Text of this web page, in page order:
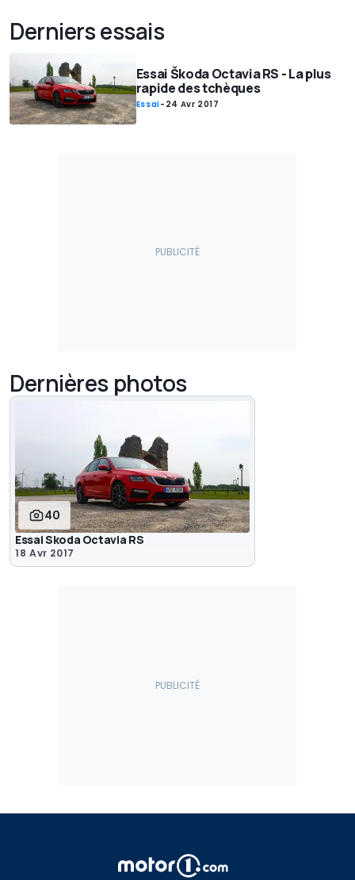
Derniers essais
Essai Škoda Octavia RS - La plus
rapide des tchèques
Essai- 24 Avr 2017
Dernières photos
40
Essai Skoda Octavia RS
18 Avr 2017